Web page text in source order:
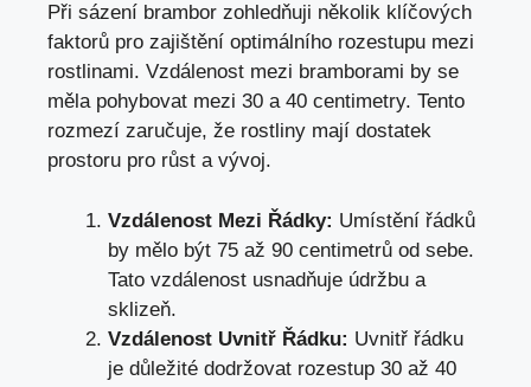
Při sázení brambor zohledňuji několik klíčových
faktorů pro zajištění optimálního rozestupu mezi
rostlinami. Vzdálenost mezi bramborami by se
měla pohybovat mezi 30 a 40 centimetry. Tento
rozmezí zaručuje, že rostliny mají dostatek
prostoru pro růst a vývoj.
Vzdálenost Mezi Řádky: Umístění řádků
by mělo být 75 až 90 centimetrů od sebe.
Tato vzdálenost usnadňuje údržbu a
sklizeň.
Vzdálenost Uvnitř Řádku: Uvnitř řádku
je důležité dodržovat rozestup 30 až 40